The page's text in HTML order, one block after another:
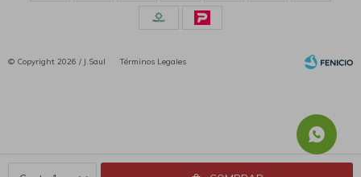
© Copyright 2026 / J.Saul Términos Legales